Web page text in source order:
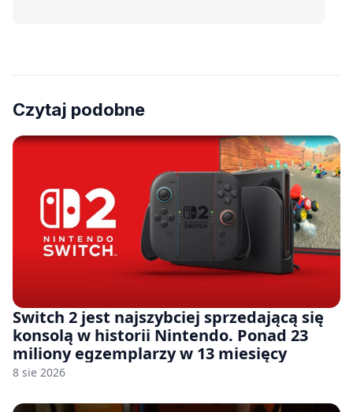
Czytaj podobne
Switch 2 jest najszybciej sprzedającą się
konsolą w historii Nintendo. Ponad 23
miliony egzemplarzy w 13 miesięcy
8 sie 2026